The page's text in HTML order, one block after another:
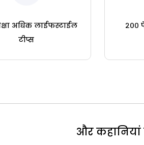
अधिक लाईफस्टाईल
टीप्स
२००
और